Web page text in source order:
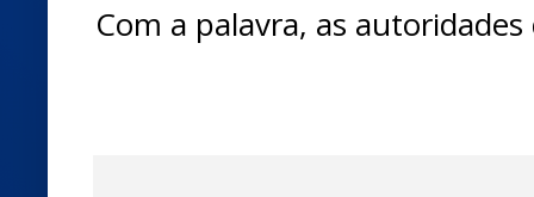
Com a palavra, as autoridades